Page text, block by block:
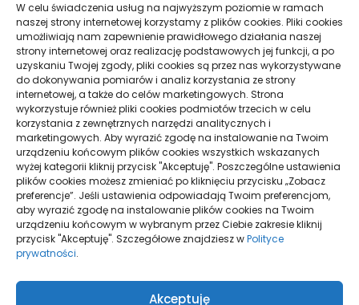
W celu świadczenia usług na najwyższym poziomie w ramach
naszej strony internetowej korzystamy z plików cookies. Pliki cookies
umożliwiają nam zapewnienie prawidłowego działania naszej
strony internetowej oraz realizację podstawowych jej funkcji, a po
uzyskaniu Twojej zgody, pliki cookies są przez nas wykorzystywane
do dokonywania pomiarów i analiz korzystania ze strony
internetowej, a także do celów marketingowych. Strona
wykorzystuje również pliki cookies podmiotów trzecich w celu
korzystania z zewnętrznych narzędzi analitycznych i
marketingowych. Aby wyrazić zgodę na instalowanie na Twoim
urządzeniu końcowym plików cookies wszystkich wskazanych
wyżej kategorii kliknij przycisk "Akceptuję". Poszczególne ustawienia
plików cookies możesz zmieniać po kliknięciu przycisku „Zobacz
preferencje”. Jeśli ustawienia odpowiadają Twoim preferencjom,
aby wyrazić zgodę na instalowanie plików cookies na Twoim
urządzeniu końcowym w wybranym przez Ciebie zakresie kliknij
przycisk "Akceptuję". Szczegółowe znajdziesz wPolityce
prywatności.
Akceptuję
KOSZULKI KOBIECE ORAZ MĘSKIE Z LOGO -
SPRAWDŹ, CO KUPIĆ
Polityka plików